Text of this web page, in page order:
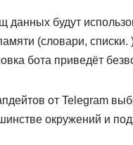
данных будут
(словари, списки.
бота приведёт
от Telegram
окружений и